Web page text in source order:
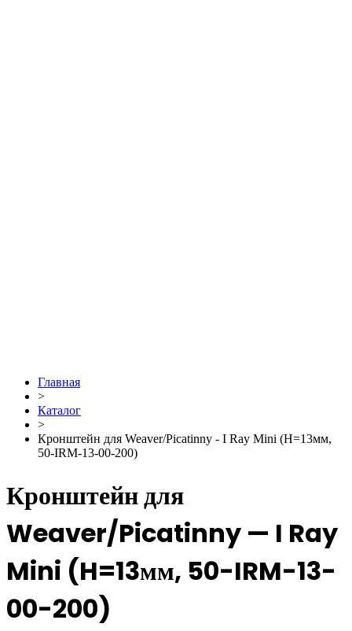
Главная
>
Каталог
>
Кронштейн для Weaver/Picatinny - I Ray Mini (H=13мм,
50-IRM-13-00-200)
Кронштейн для
Weaver/Picatinny — I Ray
Mini (H=13мм, 50-IRM-13-
00-200)